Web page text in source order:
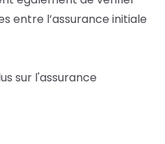
entre l’assurance initiale
sur l'assurance